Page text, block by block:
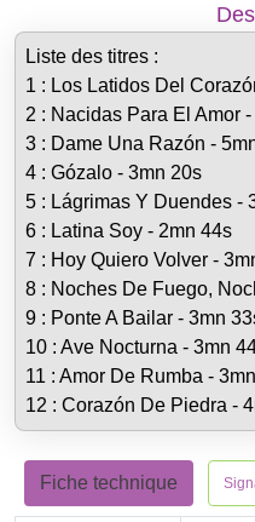
Liste des titres :
1 : Los Latidos Del
2 : Nacidas Para El Amor
3 : Dame Una Razón -
4 : Gózalo - 3mn 20s
5 : Lágrimas Y Duendes -
6 : Latina Soy - 2mn 44s
7 : Hoy Quiero Volver -
8 : Noches De Fuego,
9 : Ponte A Bailar - 3mn
10 : Ave Nocturna - 3mn
11 : Amor De Rumba -
12 : Corazón De Piedra -
Fiche technique